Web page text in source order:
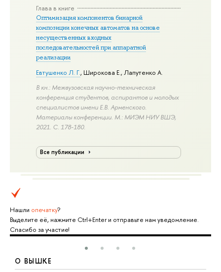
Глава в книге
Оптимизация компонентов бинарной
композиции конечных автоматов на основе
несущественных входных
последовательностей при аппаратной
реализации
Евтушенко Л. Г., Широкова Е., Лапутенко А.
В кн.: Межвузовская научно-техническая
конференция студентов, аспирантов и молодых
специалистов имени Е.В. Арменского.
Материалы конференции. М.: МИЭМ НИУ ВШЭ,
2021. С. 178-180.
Все публикации
Нашли опечатку?
Выделите её, нажмите Ctrl+Enter и отправьте нам уведомление.
Спасибо за участие!
О ВЫШКЕ